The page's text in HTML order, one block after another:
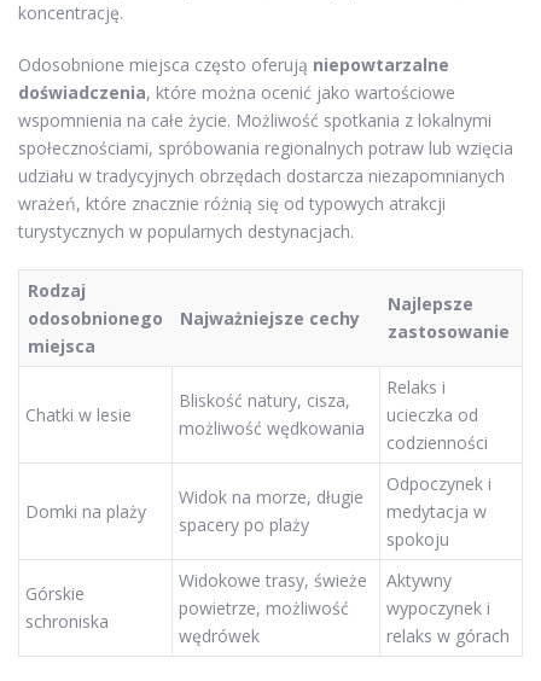
koncentrację.
Odosobnione miejsca często oferują niepowtarzalne
doświadczenia, które można ocenić jako wartościowe
wspomnienia na całe życie. Możliwość spotkania z lokalnymi
społecznościami, spróbowania regionalnych potraw lub wzięcia
udziału w tradycyjnych obrzędach dostarcza niezapomnianych
wrażeń, które znacznie różnią się od typowych atrakcji
turystycznych w popularnych destynacjach.
Rodzaj
odosobnionego
miejsca
Najważniejsze cechy
Najlepsze
zastosowanie
Chatki w lesie
Bliskość natury, cisza,
możliwość wędkowania
Relaks i
ucieczka od
codzienności
Domki na plaży
Widok na morze, długie
spacery po plaży
Odpoczynek i
medytacja w
spokoju
Górskie
schroniska
Widokowe trasy, świeże
powietrze, możliwość
wędrówek
Aktywny
wypoczynek i
relaks w górach